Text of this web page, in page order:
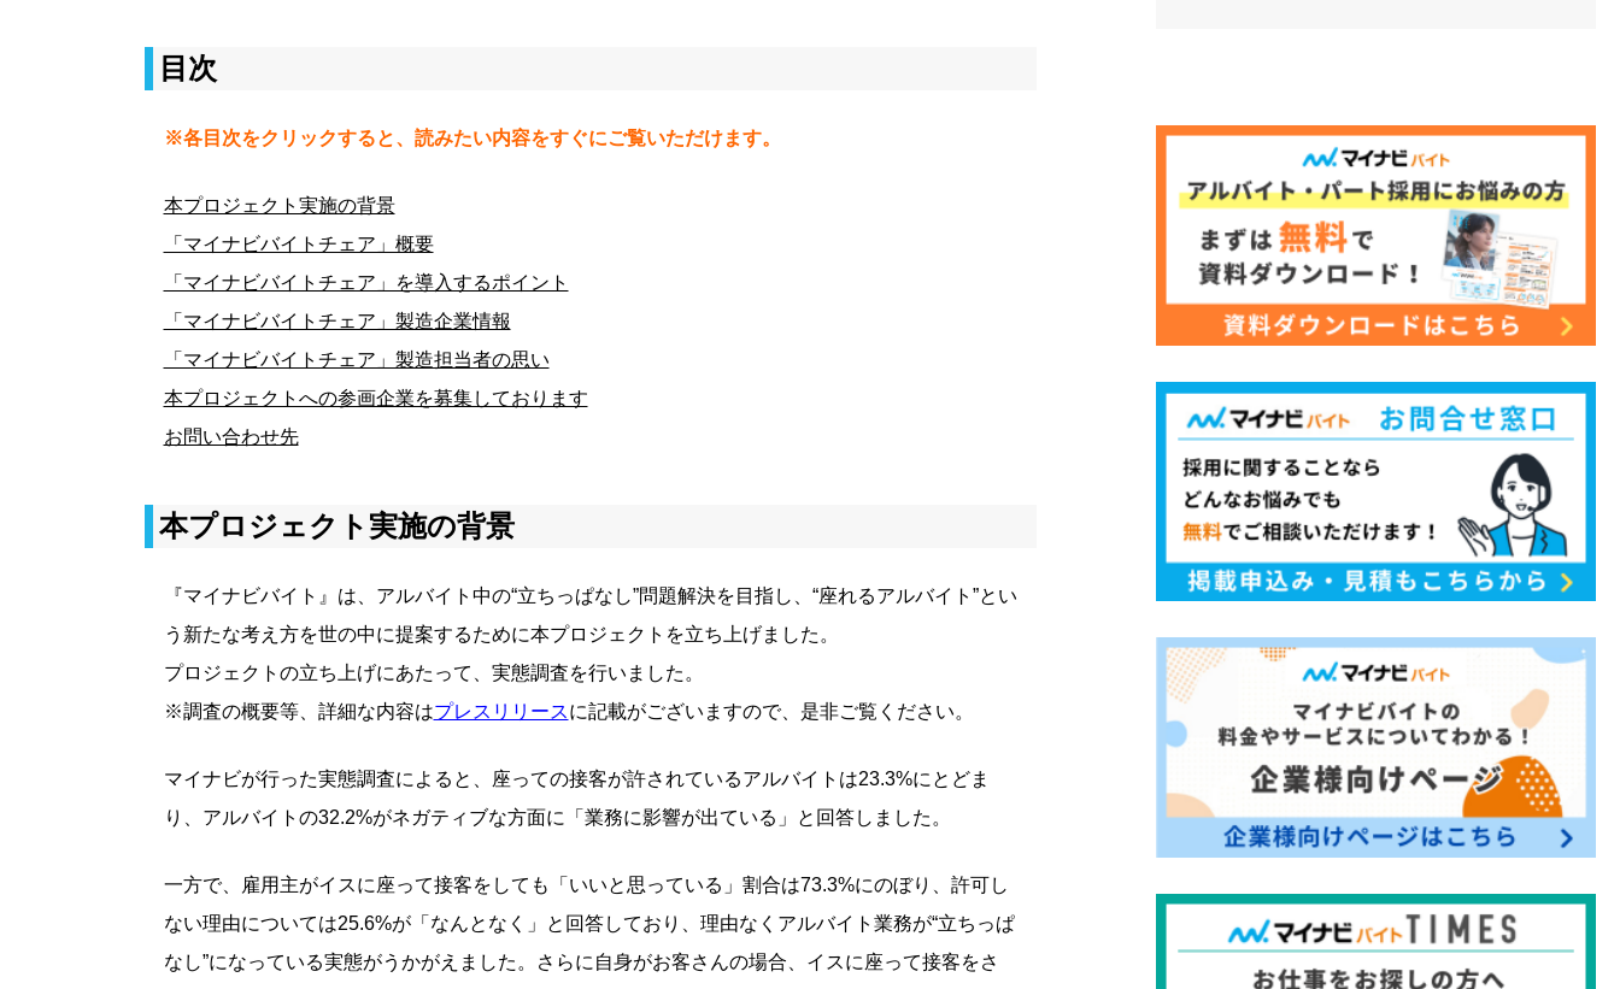
目次
※各目次をクリックすると、読みたい内容をすぐにご覧いただけます。
本プロジェクト実施の背景
「マイナビバイトチェア」概要
「マイナビバイトチェア」を導入するポイント
「マイナビバイトチェア」製造企業情報
「マイナビバイトチェア」製造担当者の思い
本プロジェクトへの参画企業を募集しております
お問い合わせ先
本プロジェクト実施の背景
『マイナビバイト』は、アルバイト中の“立ちっぱなし”問題解決を目指し、“座れるアルバイト”とい
う新たな考え方を世の中に提案するために本プロジェクトを立ち上げました。
プロジェクトの立ち上げにあたって、実態調査を行いました。
※調査の概要等、詳細な内容はプレスリリースに記載がございますので、是非ご覧ください。
マイナビが行った実態調査によると、座っての接客が許されているアルバイトは23.3%にとどま
り、アルバイトの32.2%がネガティブな方面に「業務に影響が出ている」と回答しました。
一方で、雇用主がイスに座って接客をしても「いいと思っている」割合は73.3%にのぼり、許可し
ない理由については25.6%が「なんとなく」と回答しており、理由なくアルバイト業務が“立ちっぱ
なし”になっている実態がうかがえました。さらに自身がお客さんの場合、イスに座って接客をさ